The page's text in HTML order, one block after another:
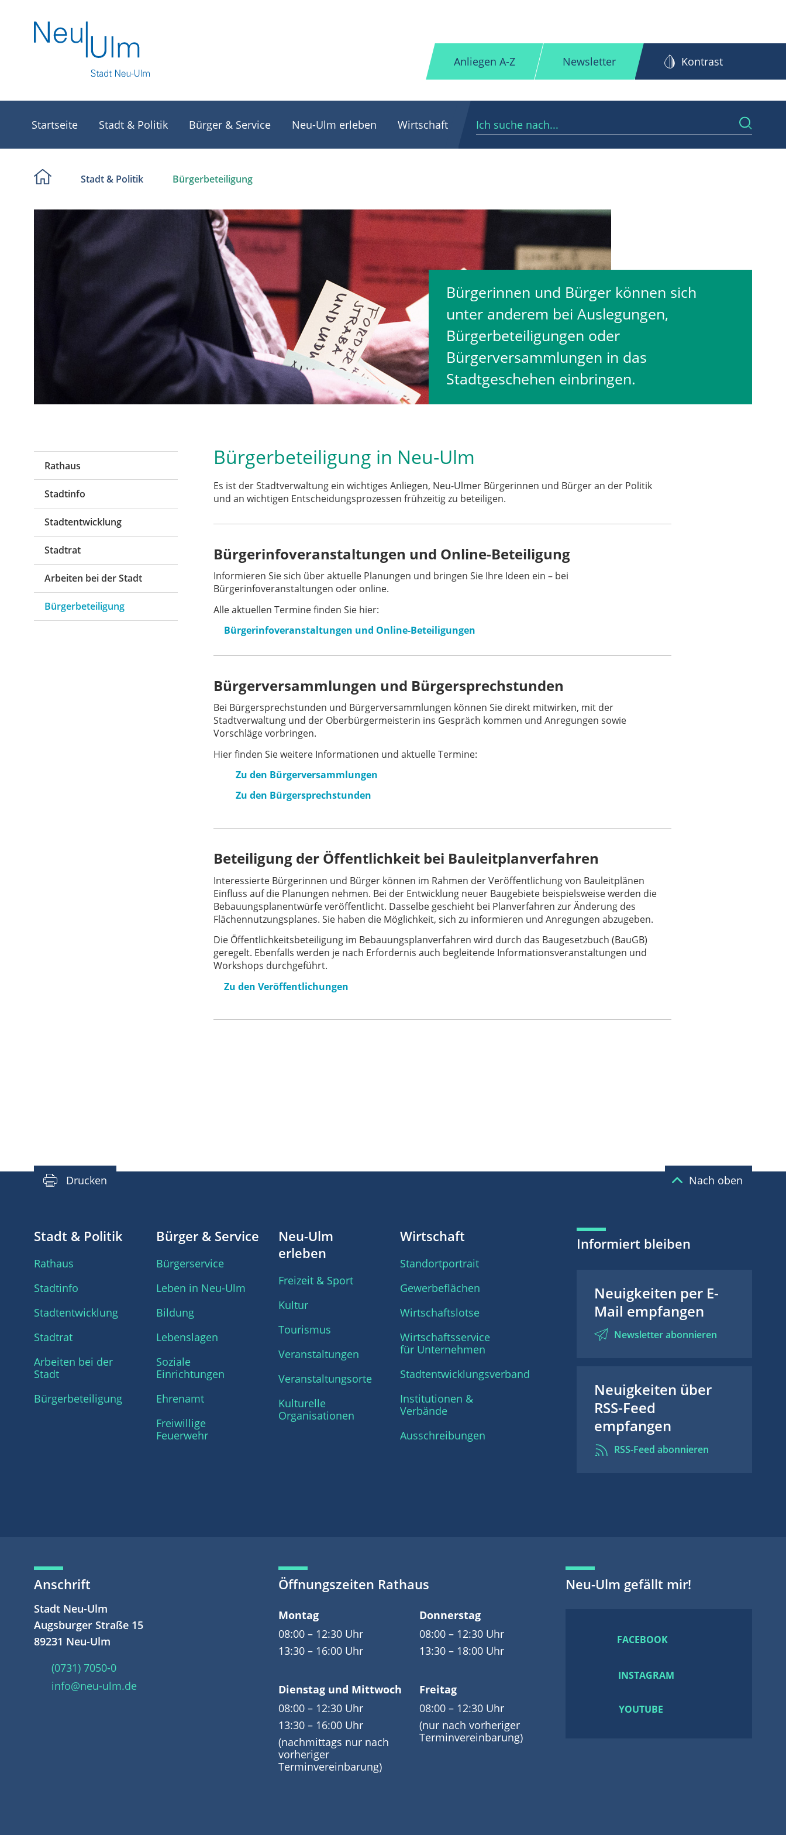
Anliegen A-Z Newsletter Kontrast
Startseite Stadt & Politik Bürger & Service Neu-Ulm erleben Wirtschaft
Stadt & Politik Bürgerbeteiligung
Bürgerinnen und Bürger können sich
unter anderem bei Auslegungen,
Bürgerbeteiligungen oder
Bürgerversammlungen in das
Stadtgeschehen einbringen.
Rathaus
Stadtinfo
Stadtentwicklung
Stadtrat
Arbeiten bei der Stadt
Bürgerbeteiligung
Bürgerbeteiligung in Neu-Ulm
Es ist der Stadtverwaltung ein wichtiges Anliegen, Neu-Ulmer Bürgerinnen und Bürger an der Politik
und an wichtigen Entscheidungsprozessen frühzeitig zu beteiligen.
Bürgerinfoveranstaltungen und Online-Beteiligung
Informieren Sie sich über aktuelle Planungen und bringen Sie Ihre Ideen ein – bei
Bürgerinfoveranstaltungen oder online.
Alle aktuellen Termine finden Sie hier:
Bürgerinfoveranstaltungen und Online-Beteiligungen
Bürgerversammlungen und Bürgersprechstunden
Bei Bürgersprechstunden und Bürgerversammlungen können Sie direkt mitwirken, mit der
Stadtverwaltung und der Oberbürgermeisterin ins Gespräch kommen und Anregungen sowie
Vorschläge vorbringen.
Hier finden Sie weitere Informationen und aktuelle Termine:
Zu den Bürgerversammlungen
Zu den Bürgersprechstunden
Beteiligung der Öffentlichkeit bei Bauleitplanverfahren
Interessierte Bürgerinnen und Bürger können im Rahmen der Veröffentlichung von Bauleitplänen
Einfluss auf die Planungen nehmen. Bei der Entwicklung neuer Baugebiete beispielsweise werden die
Bebauungsplanentwürfe veröffentlicht. Dasselbe geschieht bei Planverfahren zur Änderung des
Flächennutzungsplanes. Sie haben die Möglichkeit, sich zu informieren und Anregungen abzugeben.
Die Öffentlichkeitsbeteiligung im Bebauungsplanverfahren wird durch das Baugesetzbuch (BauGB)
geregelt. Ebenfalls werden je nach Erfordernis auch begleitende Informationsveranstaltungen und
Workshops durchgeführt.
Zu den Veröffentlichungen
Drucken Nach oben
Stadt & Politik
Rathaus
Stadtinfo
Stadtentwicklung
Stadtrat
Arbeiten bei der
Stadt
Bürgerbeteiligung
Bürger & Service
Bürgerservice
Leben in Neu-Ulm
Bildung
Lebenslagen
Soziale
Einrichtungen
Ehrenamt
Freiwillige
Feuerwehr
Neu-Ulm
erleben
Freizeit & Sport
Kultur
Tourismus
Veranstaltungen
Veranstaltungsorte
Kulturelle
Organisationen
Wirtschaft
Standortportrait
Gewerbeflächen
Wirtschaftslotse
Wirtschaftsservice
für Unternehmen
Stadtentwicklungsverband
Institutionen &
Verbände
Ausschreibungen
Informiert bleiben
Neuigkeiten per E-
Mail empfangen
Newsletter abonnieren
Neuigkeiten über
RSS-Feed
empfangen
RSS-Feed abonnieren
Anschrift
Stadt Neu-Ulm
Augsburger Straße 15
89231 Neu-Ulm
(0731) 7050-0
info@neu-ulm.de
Öffnungszeiten Rathaus
Montag
08:00 – 12:30 Uhr
13:30 – 16:00 Uhr
Donnerstag
08:00 – 12:30 Uhr
13:30 – 18:00 Uhr
Dienstag und Mittwoch
08:00 – 12:30 Uhr
13:30 – 16:00 Uhr
(nachmittags nur nach
vorheriger
Terminvereinbarung)
Freitag
08:00 – 12:30 Uhr
(nur nach vorheriger
Terminvereinbarung)
Neu-Ulm gefällt mir!
FACEBOOK
INSTAGRAM
YOUTUBE